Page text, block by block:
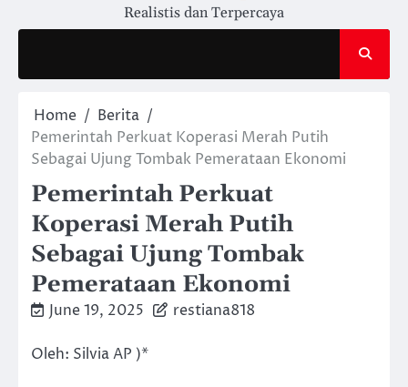
Realistis dan Terpercaya
Home
Berita
Pemerintah Perkuat Koperasi Merah Putih
Sebagai Ujung Tombak Pemerataan Ekonomi
Pemerintah Perkuat
Koperasi Merah Putih
Sebagai Ujung Tombak
Pemerataan Ekonomi
June 19, 2025 restiana818
Oleh: Silvia AP )*